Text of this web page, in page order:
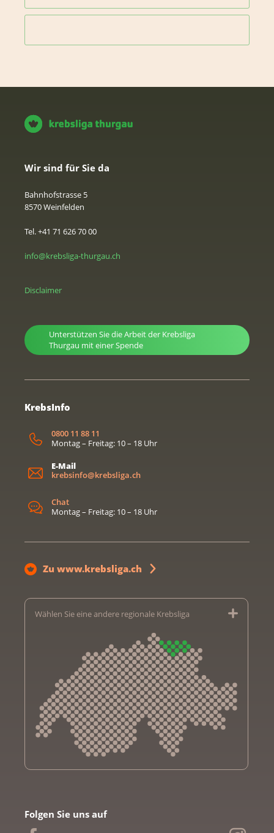
Wir sind für Sie da
Bahnhofstrasse 5
8570 Weinfelden
Tel. +41 71 626 70 00
info@krebsliga-thurgau.ch
Disclaimer
Unterstützen Sie die Arbeit der Krebsliga
Thurgau mit einer Spende
KrebsInfo
0800 11 88 11
Montag – Freitag: 10 – 18 Uhr
E-Mail
krebsinfo@krebsliga.ch
Chat
Montag – Freitag: 10 – 18 Uhr
Zu www.krebsliga.ch
Wählen Sie eine andere regionale Krebsliga
Krebsliga Bern
Folgen Sie uns auf